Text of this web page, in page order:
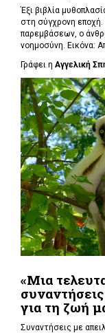
Έξι βιβλία
στη σύγχρονη
παρεμβάσεων, ο
νοημοσύνη. Εικόνα:
Γράφει η Αγγελική
«Μια
για τη ζωή
Συναντήσεις με